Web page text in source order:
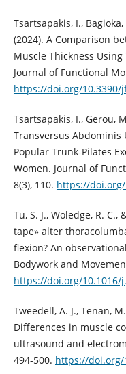
Tsartsapakis, I.,
(2024). A Comparison
Muscle Thickness
Journal of Functional
https://doi.org/10.3390/
Tsartsapakis, I., Gerou,
Transversus
Popular Trunk-Pilates
Women. Journal of
8(3), 110. https://
Tu, S. J., Woledge, R.
tape» alter
flexion? An
Bodywork and
https://doi.org/10.1016/
Tweedell, A. J., Tenan,
Differences in muscle
ultrasound and
494-500. https://doi.org/